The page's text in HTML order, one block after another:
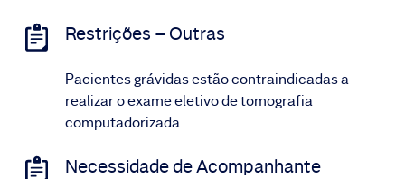
Restrições – Outras
Pacientes grávidas estão contraindicadas a
realizar o exame eletivo de tomografia
computadorizada.
Necessidade de Acompanhante